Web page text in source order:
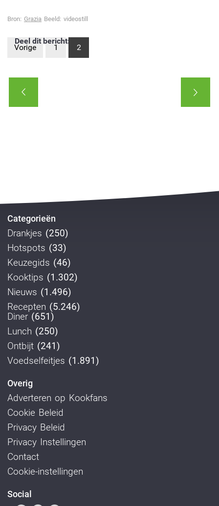
Bron: Grazia Beeld: videostill
Vorige 1 2
Deel dit bericht:
Categorieën
Drankjes (250)
Hotspots (33)
Keuzegids (46)
Kooktips (1.302)
Nieuws (1.496)
Recepten (5.246)
Diner (651)
Lunch (250)
Ontbijt (241)
Voedselfeitjes (1.891)
Overig
Adverteren op Kookfans
Cookie Beleid
Privacy Beleid
Privacy Instellingen
Contact
Cookie-instellingen
Social